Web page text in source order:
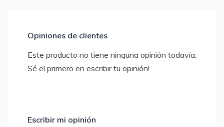
Opiniones de clientes
Este producto no tiene ninguna opinión todavía.
Sé el primero en escribir tu opinión!
Escribir mi opinión